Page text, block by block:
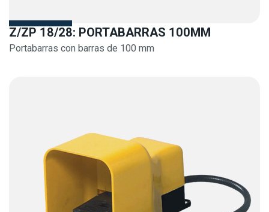
Z/ZP 18/28: PORTABARRAS 100MM
Portabarras con barras de 100 mm